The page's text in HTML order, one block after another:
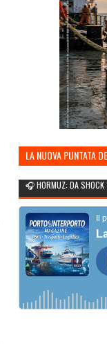
LA NUOVA PUNTATA
🎧 HORMUZ: DA SHOCK